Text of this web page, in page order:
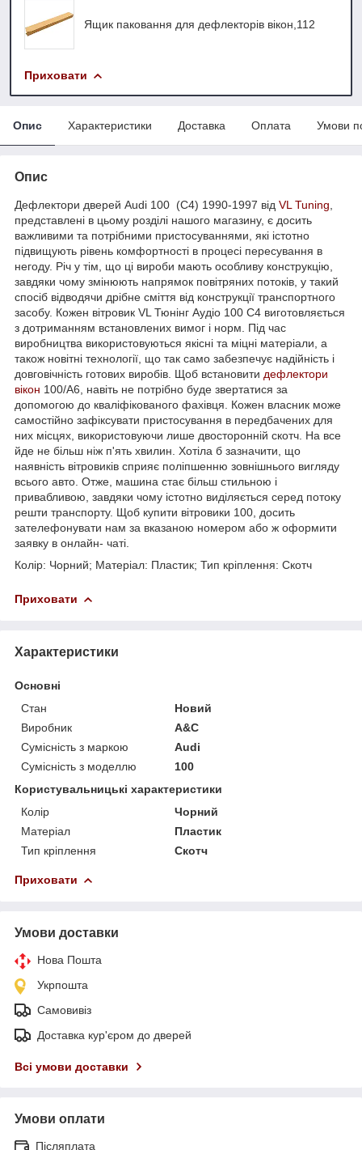
Ящик паковання для дефлекторів вікон,112
Приховати
Опис Характеристики Доставка Оплата Умови
Опис
Дефлектори дверей Audi 100 (C4) 1990-1997 від VL Tuning
представлені в цьому розділі нашого магазину, є досить
важливими та потрібними пристосуваннями, які істотно
підвищують рівень комфортності в процесі пересування в
негоду. Річ у тім, що ці вироби мають особливу конструкцію,
завдяки чому змінюють напрямок повітряних потоків, у такий
спосіб відводячи дрібне сміття від конструкції транспортного
засобу. Кожен вітровик VL Тюнінг Аудіо 100 С4 виготовляється
з дотриманням встановлених вимог і норм. Під час
виробництва використовуються якісні та міцні матеріали, а
також новітні технології, що так само забезпечує надійність і
довговічність готових виробів. Щоб встановити дефлектори
вікон 100/A6, навіть не потрібно буде звертатися за
допомогою до кваліфікованого фахівця. Кожен власник може
самостійно зафіксувати пристосування в передбачених для
них місцях, використовуючи лише двосторонній скотч. На все
йде не більш ніж п'ять хвилин. Хотіла б зазначити, що
наявність вітровиків сприяє поліпшенню зовнішнього вигляду
всього авто. Отже, машина стає більш стильною і
привабливою, завдяки чому істотно виділяється серед потоку
решти транспорту. Щоб купити вітровики 100, досить
зателефонувати нам за вказаною номером або ж оформити
заявку в онлайн- чаті.
Колір: Чорний; Матеріал: Пластик; Тип кріплення: Скотч
Приховати
Характеристики
Основні
Стан
Новий
Виробник
A&C
Сумісність з маркою
Audi
Сумісність з моделлю
100
Користувальницькі характеристики
Колір
Чорний
Матеріал
Пластик
Тип кріплення
Скотч
Приховати
Умови доставки
Нова Пошта
Укрпошта
Самовивіз
Доставка кур'єром до дверей
Всі умови доставки
Умови оплати
Післяплата